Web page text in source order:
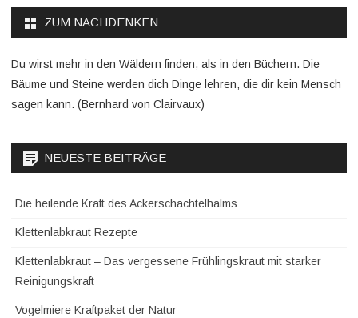
ZUM NACHDENKEN
Du wirst mehr in den Wäldern finden, als in den Büchern. Die
Bäume und Steine werden dich Dinge lehren, die dir kein Mensch
sagen kann. (Bernhard von Clairvaux)
NEUESTE BEITRÄGE
Die heilende Kraft des Ackerschachtelhalms
Klettenlabkraut Rezepte
Klettenlabkraut – Das vergessene Frühlingskraut mit starker
Reinigungskraft
Vogelmiere Kraftpaket der Natur